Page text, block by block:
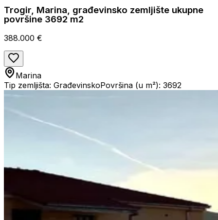
Trogir, Marina, građevinsko zemljište ukupne
površine 3692 m2
388.000 €
Marina
Tip zemljišta: GrađevinskoPovršina (u m²): 3692